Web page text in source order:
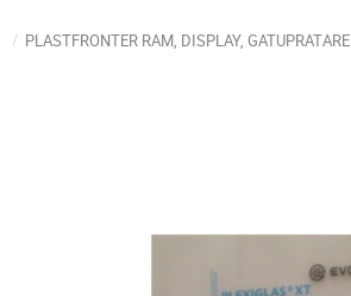
PLASTFRONTER RAM, DISPLAY, GATUPRATARE